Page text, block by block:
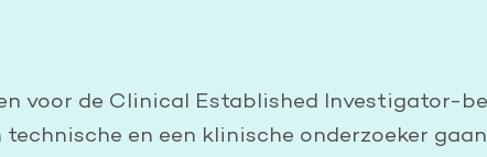
voor de Clinical Established Investigator-
en een klinische onderzoeker